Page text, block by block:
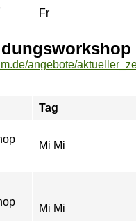
Fr
Tag
Mi Mi
Mi Mi